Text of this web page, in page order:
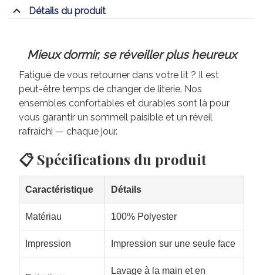
Détails du produit
Mieux dormir, se réveiller plus heureux
Fatigué de vous retourner dans votre lit ? Il est
peut-être temps de changer de literie. Nos
ensembles confortables et durables sont là pour
vous garantir un sommeil paisible et un réveil
rafraîchi — chaque jour.
📋 Spécifications du produit
Caractéristique Détails
Matériau 100% Polyester
Impression Impression sur une seule face
Lavage à la main et en